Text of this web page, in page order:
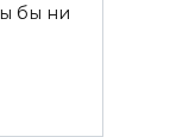
бы ни